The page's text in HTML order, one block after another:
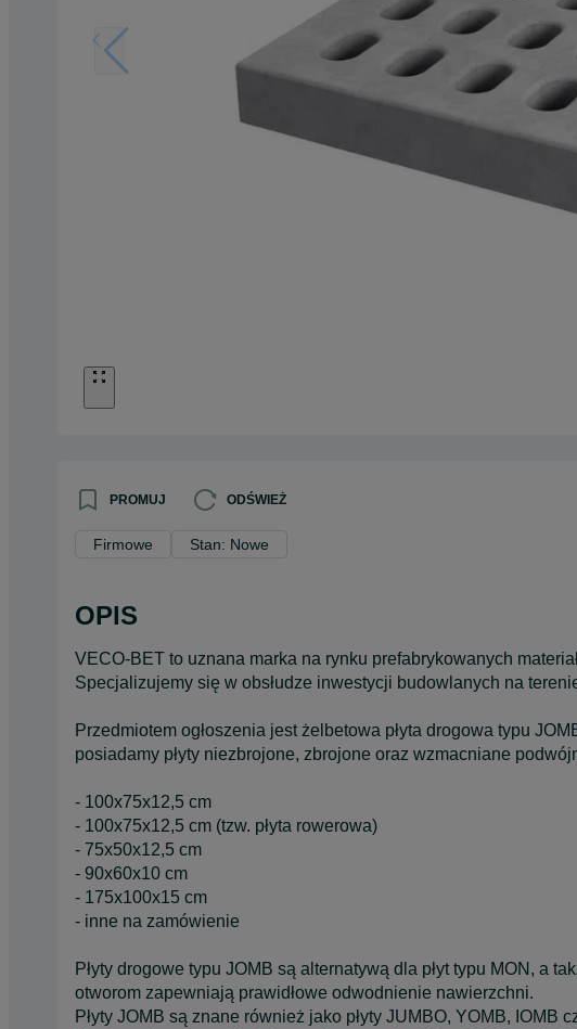
PROMUJ ODŚWIEŻ
Firmowe Stan: Nowe
OPIS
VECO-BET to uznana marka na rynku prefabrykowanych
Specjalizujemy się w obsłudze inwestycji budowlanych na
Przedmiotem ogłoszenia jest żelbetowa płyta drogowa typu
posiadamy płyty niezbrojone, zbrojone oraz wzmacniane
- 100x75x12,5 cm
- 100x75x12,5 cm (tzw. płyta rowerowa)
- 75x50x12,5 cm
- 90x60x10 cm
- 175x100x15 cm
- inne na zamówienie
Płyty drogowe typu JOMB są alternatywą dla płyt typu MON, a
otworom zapewniają prawidłowe odwodnienie nawierzchni.
Płyty JOMB są znane również jako płyty JUMBO, YOMB, IOMB